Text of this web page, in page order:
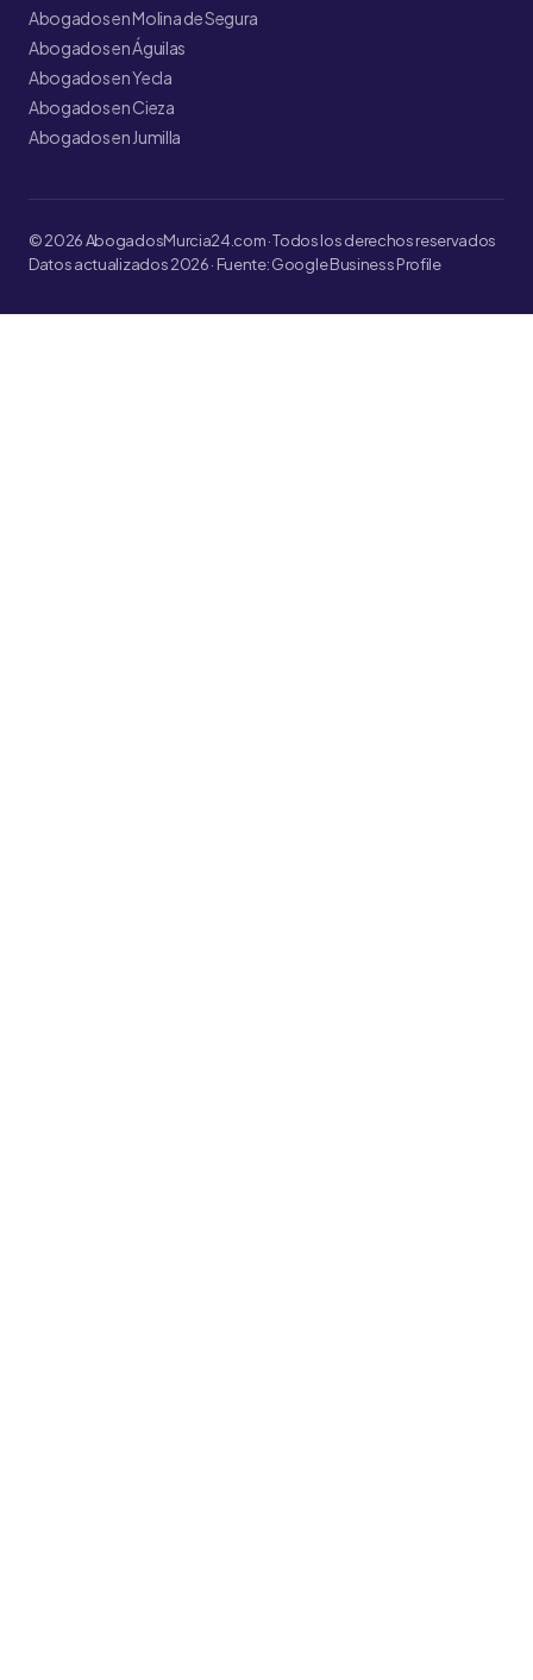
Abogados en Molina de Segura
Abogados en Águilas
Abogados en Yecla
Abogados en Cieza
Abogados en Jumilla
© 2026 AbogadosMurcia24.com · Todos los derechos reservados
Datos actualizados 2026 · Fuente: Google Business Profile